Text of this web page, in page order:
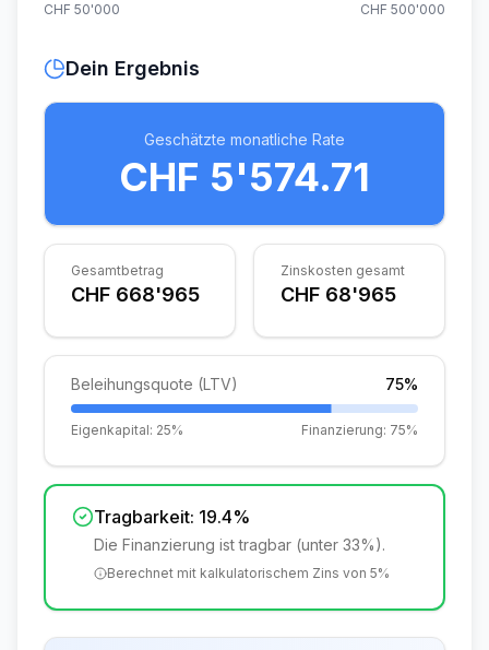
CHF 50'000 CHF 500'000
Dein Ergebnis
Geschätzte monatliche Rate
CHF 5'574.71
Gesamtbetrag
CHF 668'965
Zinskosten gesamt
CHF 68'965
Beleihungsquote (LTV) 75%
Eigenkapital: 25% Finanzierung: 75%
Tragbarkeit: 19.4%
Die Finanzierung ist tragbar (unter 33%).
Berechnet mit kalkulatorischem Zins von 5%